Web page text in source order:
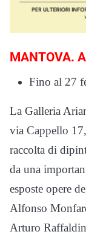
MANTOVA.
Fino al 27
La Galleria
via Cappello
raccolta di
da una
esposte opere
Alfonso
Arturo